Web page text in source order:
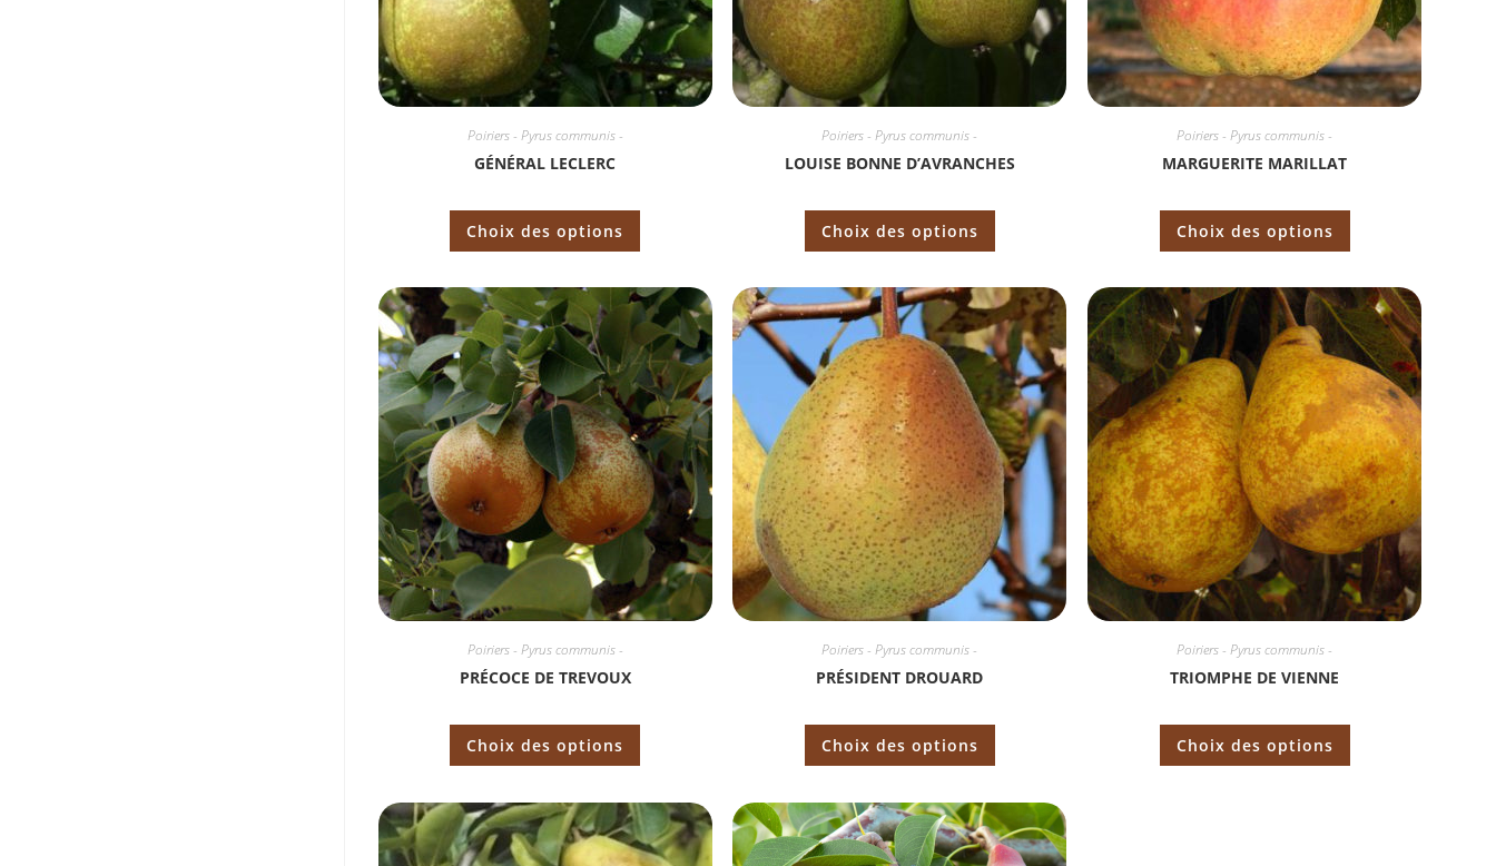
Poiriers - Pyrus communis -
GÉNÉRAL LECLERC
Choix des options
Poiriers - Pyrus communis -
LOUISE BONNE D’AVRANCHES
Choix des options
Poiriers - Pyrus communis -
MARGUERITE MARILLAT
Choix des options
Poiriers - Pyrus communis -
PRÉCOCE DE TREVOUX
Choix des options
Poiriers - Pyrus communis -
PRÉSIDENT DROUARD
Choix des options
Poiriers - Pyrus communis -
TRIOMPHE DE VIENNE
Choix des options